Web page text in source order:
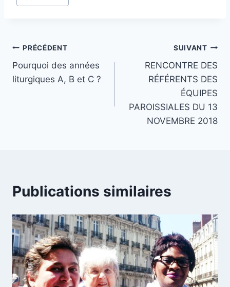
de
Navigation
de
PRÉCÉDENT
Pourquoi des années
liturgiques A, B et C ?
SUIVANT
RENCONTRE DES
RÉFÉRENTS DES
ÉQUIPES
PAROISSIALES DU 13
NOVEMBRE 2018
Publications similaires